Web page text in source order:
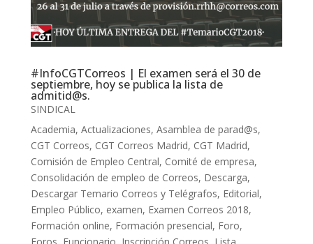
#InfoCGTCorreos | El examen será el 30 de
septiembre, hoy se publica la lista de
admitid@s.
SINDICAL
Academia, Actualizaciones, Asamblea de parad@s,
CGT Correos, CGT Correos Madrid, CGT Madrid,
Comisión de Empleo Central, Comité de empresa,
Consolidación de empleo de Correos, Descarga,
Descargar Temario Correos y Telégrafos, Editorial,
Empleo Público, examen, Examen Correos 2018,
Formación online, Formación presencial, Foro,